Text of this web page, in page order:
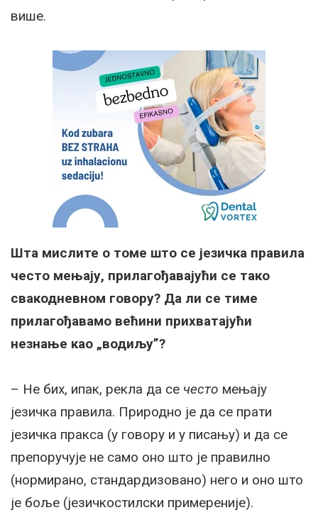
више.
Шта мислите о томе што се језичка правила
често мењају, прилагођавајући се тако
свакодневном говору? Да ли се тиме
прилагођавамо већини прихватајући
незнање као „водиљу”?
– Не бих, ипак, рекла да се често мењају
језичка правила. Природно је да се прати
језичка пракса (у говору и у писању) и да се
препоручује не само оно што је правилно
(нормирано, стандардизовано) него и оно што
је боље (језичкостилски примереније).